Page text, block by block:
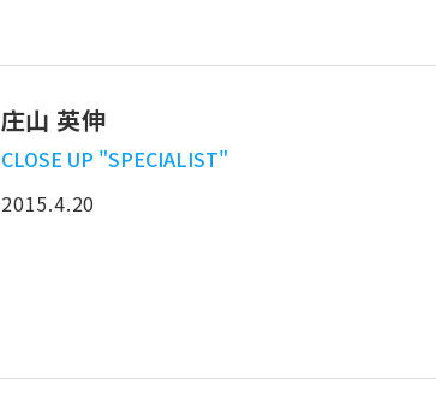
庄山 英伸
CLOSE UP "SPECIALIST"
2015.4.20